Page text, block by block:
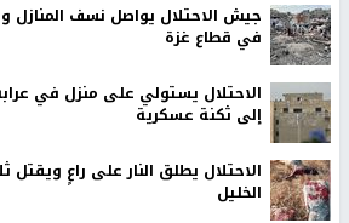
جيش الاحتلال يواصل نسف المنازل
في قطاع غزة
الاحتلال يستولي على منزل في
إلى ثكنة عسكرية
الاحتلال يطلق النار على راعٍ ويقتل
الخليل